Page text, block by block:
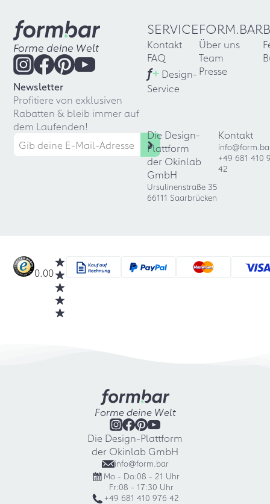
Forme deine Welt
Newsletter
Profitiere von exklusiven
Rabatten & bleib immer auf
dem Laufenden!
SERVICE
Kontakt
FAQ
f+ Design-
Service
FORM.BAR
Über uns
Team
Presse
Die Design-
Plattform
der Okinlab
GmbH
Ursulinenstraße 35
66111 Saarbrücken
Kontakt
+49 681 410
42
0.00
Forme deine Welt
Die Design-Plattform
der Okinlab GmbH
info@form.bar
Mo - Do:08 - 21 Uhr
Fr:08 - 17:30 Uhr
+49 681 410 976 42